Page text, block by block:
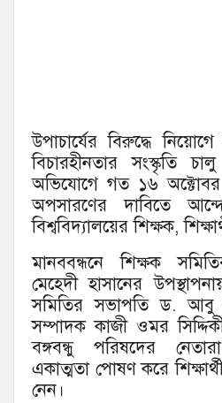
উপাচার্যের বিরুদ্ধে
বিচারহীনতার সংস্কৃতি
অভিযোগে গত ১৬ অক্টোবর
অপসারণের দাবিতে
বিশ্ববিদ্যালয়ের শিক্ষক,
মানববন্ধনে শিক্ষক
মেহেদী হাসানের
সমিতির সভাপতি ড. আবু
সম্পাদক কাজী ওমর
বঙ্গবন্ধু পরিষদের
একাত্মতা পোষণ করে
নেন।